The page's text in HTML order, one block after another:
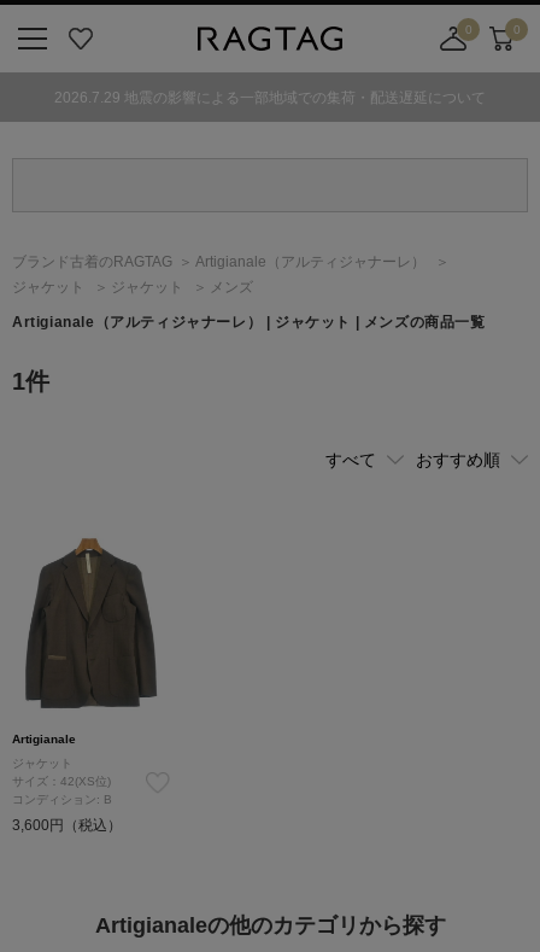
気
0
舗
カ
ト
0
2026.7.29 地震の影響による一部地域での集荷・配送遅延について
ブランド古着のRAGTAG Artigianale （アルティジャナーレ）
ジャケット
ジャケット メンズ
Artigianale （アルティジャナーレ） | ジャケット | メンズの商品一覧
1件
Artigianale
ジャケット
サイズ：42(XS位)
コンディション: B
3,600円（税込）
Artigianaleの他のカテゴリから探す